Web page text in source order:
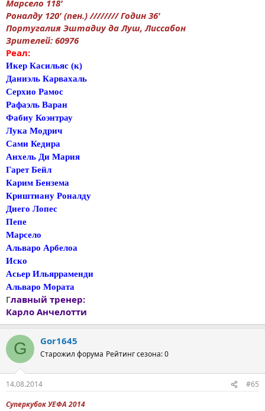
Марсело 118'
Роналду 120' (пен.) //////// Годин 36'
Португалия Эштадиу да Луш, Лиссабон
Зрителей: 60976
Реал:
Икер Касильяс (к)
Даниэль Карвахаль
Серхио Рамос
Рафаэль Варан
Фабиу Коэнтрау
Лука Модрич
Сами Кедира
Анхель Ди Мария
Гарет Бейл
Карим Бензема
Криштиану Роналду
Диего Лопес
Пепе
Марсело
Альваро Арбелоа
Иско
Асьер Ильярраменди
Альваро Мората
Главный тренер:
Карло Анчелотти
G Gor1645
Старожил форума Рейтинг сезона: 0
14.08.2014
#65
Суперкубок УЕФА 2014